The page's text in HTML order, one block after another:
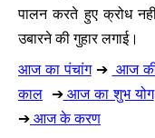
पालन करते हुए क्रोध
उबारने की गुहार लगाई।
आज का पंचांग➔ आज
काल ➔आज का शुभ योग
➔आज के करण